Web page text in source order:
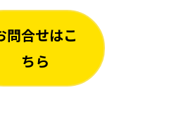
問合せはこ
ちら